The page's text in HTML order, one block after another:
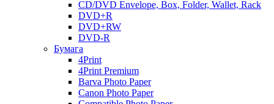
CD/DVD Envelope, Box, Folder, Wallet, Rack
DVD+R
DVD+RW
DVD-R
Бумага
4Print
4Print Premium
Barva Photo Paper
Canon Photo Paper